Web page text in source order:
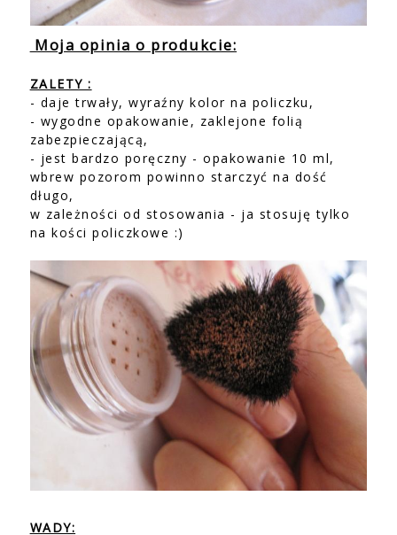
Moja opinia o produkcie:
ZALETY :
- daje trwały, wyraźny kolor na policzku,
- wygodne opakowanie, zaklejone folią
zabezpieczającą,
- jest bardzo poręczny - opakowanie 10 ml,
wbrew pozorom powinno starczyć na dość
długo,
w zależności od stosowania - ja stosuję tylko
na kości policzkowe :)
WADY: